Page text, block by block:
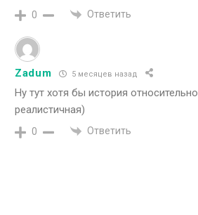
0 Ответить
Zadum 5 месяцев назад
Ну тут хотя бы история относительно
реалистичная)
0 Ответить